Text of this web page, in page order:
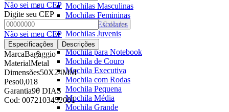
Mochilas Masculinas
Mochilas Femininas
Mochilas Escolares
Mochilas Juvenis
Ver Todos
Mochila para Notebook
Mochila de Couro
Mochila Executiva
Mochila com Rodas
Mochila Pequena
Mochila Média
Mochila Grande
Não sei meu CEP
Digite seu CEP
Calcular
Não sei meu CEP
Especificações Descrições
MarcaBagaggio
MaterialMetal
Dimensões50X24MM
Peso0,018
Garantia90 DIAS
Cod: 0072103452001